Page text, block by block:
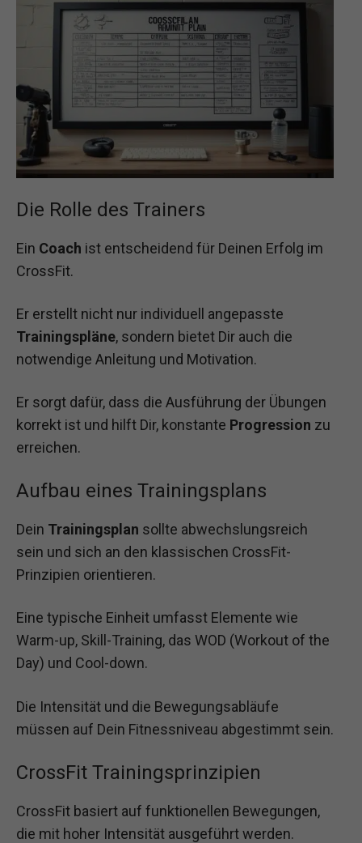
Die Rolle des Trainers
Ein Coach ist entscheidend für Deinen Erfolg im
CrossFit.
Er erstellt nicht nur individuell angepasste
Trainingspläne, sondern bietet Dir auch die
notwendige Anleitung und Motivation.
Er sorgt dafür, dass die Ausführung der Übungen
korrekt ist und hilft Dir, konstante Progression zu
erreichen.
Aufbau eines Trainingsplans
Dein Trainingsplan sollte abwechslungsreich
sein und sich an den klassischen CrossFit-
Prinzipien orientieren.
Eine typische Einheit umfasst Elemente wie
Warm-up, Skill-Training, das WOD (Workout of the
Day) und Cool-down.
Die Intensität und die Bewegungsabläufe
müssen auf Dein Fitnessniveau abgestimmt sein.
CrossFit Trainingsprinzipien
CrossFit basiert auf funktionellen Bewegungen,
die mit hoher Intensität ausgeführt werden.